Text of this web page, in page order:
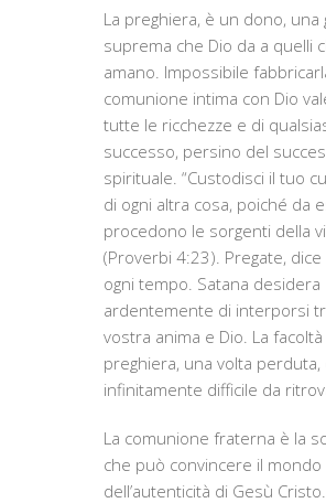
La preghiera, è un dono, una
suprema che Dio da a quelli
amano. Impossibile
comunione intima con Dio
tutte le ricchezze e di
successo, persino del
spirituale. “Custodisci il tuo
di ogni altra cosa, poiché da
procedono le sorgenti della
(Proverbi 4:23). Pregate, dice
ogni tempo. Satana desidera
ardentemente di interporsi
vostra anima e Dio. La
preghiera, una volta perduta,
infinitamente difficile da
La comunione fraterna è la
che può convincere il mondo
dell’autenticità di Gesù Cristo.